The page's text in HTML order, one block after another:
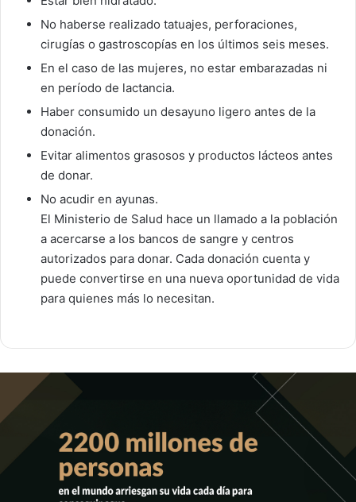
No haberse realizado tatuajes, perforaciones,
cirugías o gastroscopías en los últimos seis meses.
En el caso de las mujeres, no estar embarazadas ni
en período de lactancia.
Haber consumido un desayuno ligero antes de la
donación.
Evitar alimentos grasosos y productos lácteos antes
de donar.
No acudir en ayunas.
El Ministerio de Salud hace un llamado a la población
a acercarse a los bancos de sangre y centros
autorizados para donar. Cada donación cuenta y
puede convertirse en una nueva oportunidad de vida
para quienes más lo necesitan.